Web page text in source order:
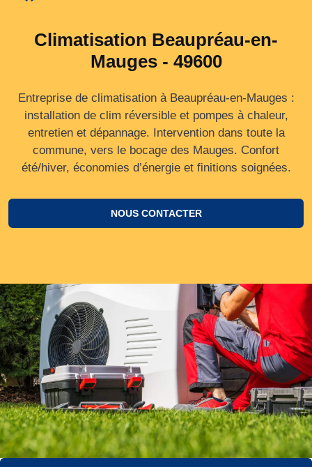
Climatisation Beaupréau-en-
Mauges - 49600
Entreprise de climatisation à Beaupréau-en-Mauges :
installation de clim réversible et pompes à chaleur,
entretien et dépannage. Intervention dans toute la
commune, vers le bocage des Mauges. Confort
été/hiver, économies d’énergie et finitions soignées.
NOUS CONTACTER